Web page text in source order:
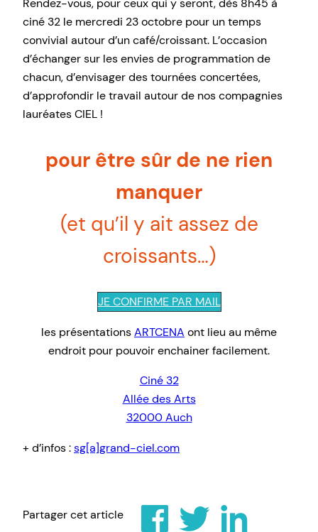
Rendez-vous, pour ceux qui y seront, dès 8h45 à
ciné 32 le mercredi 23 octobre pour un temps
convivial autour d’un café/croissant. L’occasion
d’échanger sur les envies de programmation de
chacun, d’envisager des tournées concertées,
d’approfondir le travail autour de nos compagnies
lauréates CIEL !
pour être sûr de ne rien
manquer
(et qu’il y ait assez de
croissants…)
JE CONFIRME PAR MAIL
les présentationsARTCENA ont lieu au même
endroit pour pouvoir enchainer facilement.
Ciné 32
Allée des Arts
32000 Auch
+ d’infos :sg[a]grand-ciel.com
Partager cet article